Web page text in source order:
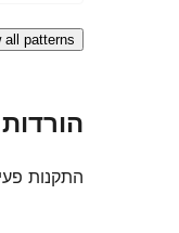
all patterns
התקנות